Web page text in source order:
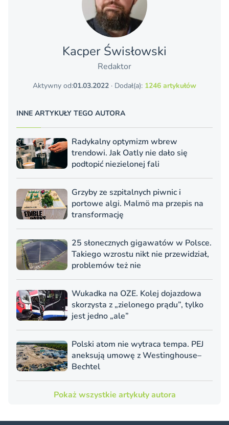
Kacper Świsło­wski
Redaktor
Aktywny od:01.03.2022 · Dodał(a): 1246 artykułów
INNE ARTYKUŁY TEGO AUTORA
Radykalny optymizm wbrew
trendowi. Jak Oatly nie dało się
podtopić niezielonej fali
Grzyby ze szpitalnych piwnic i
portowe algi. Malmö ma przepis na
transformację
25 słonecznych gigawatów w Polsce.
Takiego wzrostu nikt nie przewidział,
problemów też nie
Wukadka na OZE. Kolej dojazdowa
skorzysta z „zielonego prądu”, tylko
jest jedno „ale”
Polski atom nie wytraca tempa. PEJ
aneksują umowę z Westinghouse–
Bechtel
Pokaż wszystkie artykuły autora